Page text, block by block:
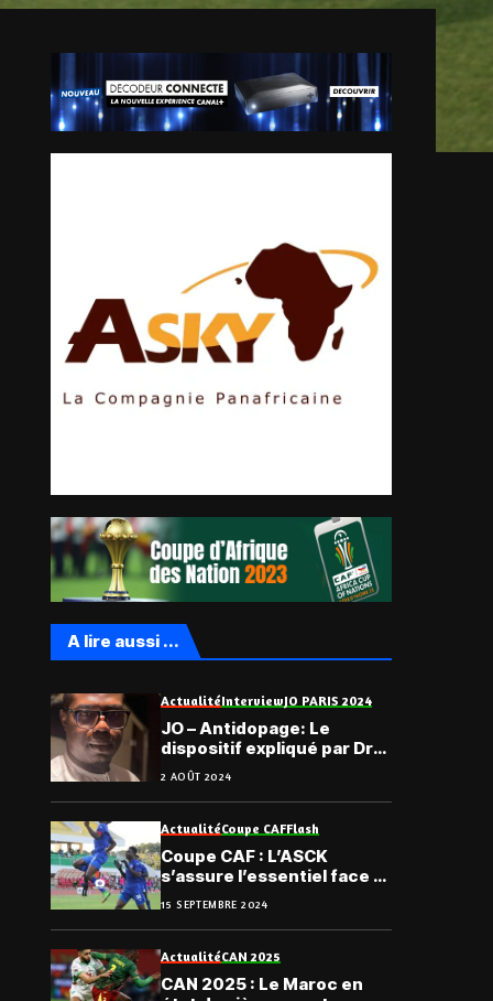
A lire aussi ...
ActualitéInterviewJO PARIS 2024
JO – Antidopage: Le
dispositif expliqué par Dr
Ibrahim Séré
2 AOÛT 2024
ActualitéCoupe CAFFlash
Coupe CAF : L’ASCK
s’assure l’essentiel face à
l’ASEC
15 SEPTEMBRE 2024
ActualitéCAN 2025
CAN 2025 : Le Maroc en